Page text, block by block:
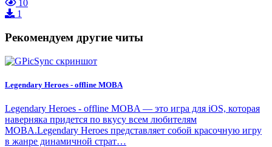
10
1
Рекомендуем другие читы
Legendary Heroes - offline MOBA
Legendary Heroes - offline MOBA — это игра для iOS, которая
наверняка придется по вкусу всем любителям
MOBA.Legendary Heroes представляет собой красочную игру
в жанре динамичной страт…